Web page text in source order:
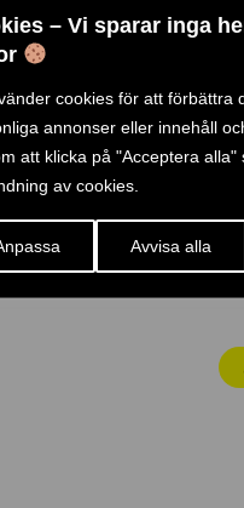
– Vi sparar inga
cookies för att förbättra
annonser eller innehåll
att klicka på "Acceptera alla"
av cookies.
Avvisa alla
MA105 ETIKETT: BODY